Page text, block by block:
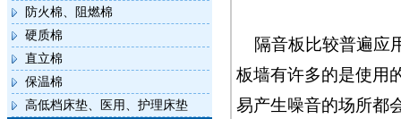
防火棉、阻燃棉
硬质棉
直立棉
保温棉
高低档床垫、医用、护理床垫
隔音板比较普遍应
板墙有许多的是使用
易产生噪音的场所都